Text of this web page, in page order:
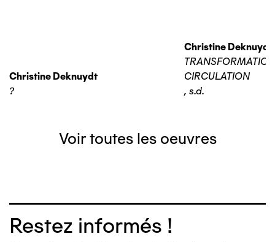
Christine Deknuydt
?
Christine Deknuydt
TRANSFORMATION
CIRCULATION
, s.d.
Voir toutes les oeuvres
Restez informés !